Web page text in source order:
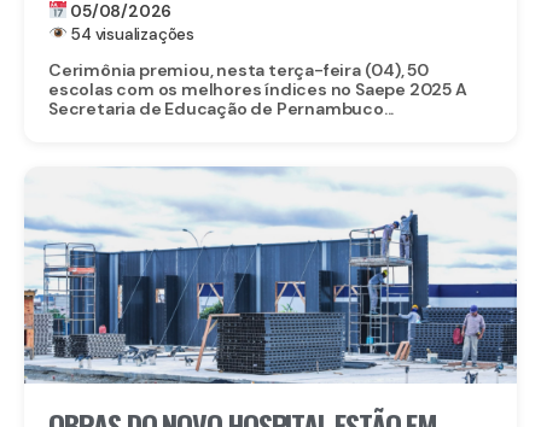
05/08/2026
54 visualizações
Cerimônia premiou, nesta terça-feira (04), 50
escolas com os melhores índices no Saepe 2025 A
Secretaria de Educação de Pernambuco...